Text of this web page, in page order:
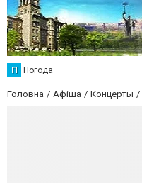
П Погода
Головна Афіша Концерты